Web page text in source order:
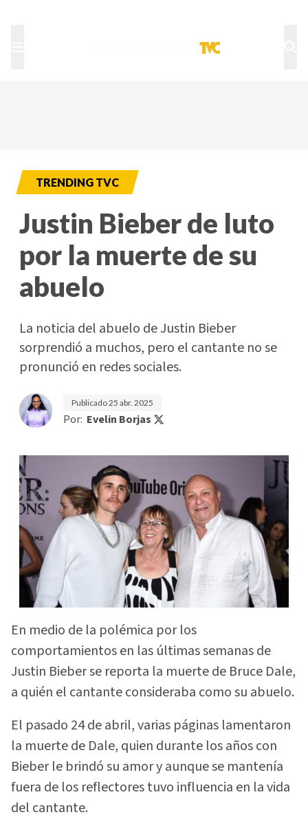
TRENDING TVC
Justin Bieber de luto
por la muerte de su
abuelo
La noticia del abuelo de Justin Bieber
sorprendió a muchos, pero el cantante no se
pronunció en redes sociales.
Publicado25 abr. 2025
Por: Evelin Borjas
En medio de la polémica por los
comportamientos en las últimas semanas de
Justin Bieber se reporta la muerte de Bruce Dale,
a quién el cantante consideraba como su abuelo.
El pasado 24 de abril, varias páginas lamentaron
la muerte de Dale, quien durante los años con
Bieber le brindó su amor y aunque se mantenía
fuera de los reflectores tuvo influencia en la vida
del cantante.